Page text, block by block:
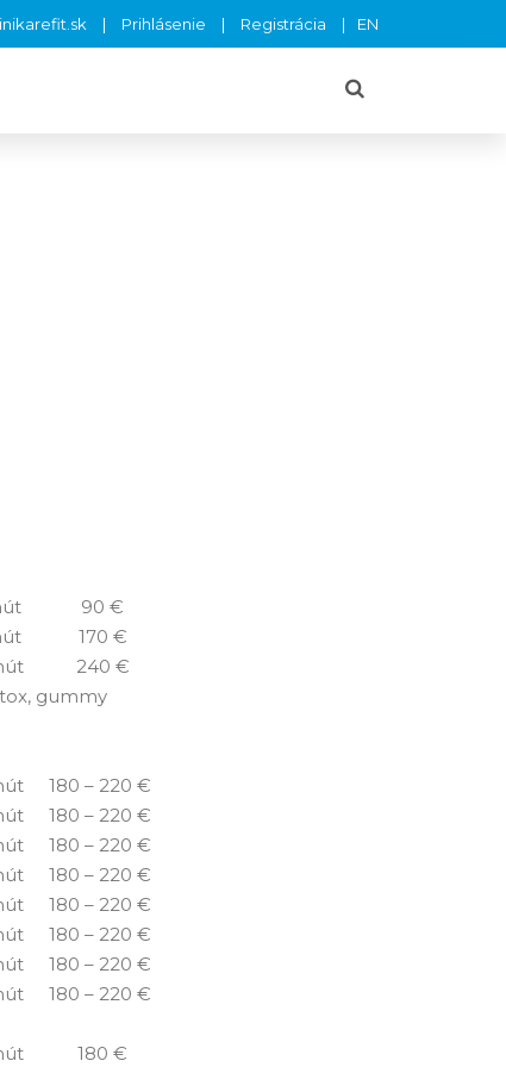
Prihlásenie Registrácia EN
90 €
170 €
240 €
gummy
180 – 220 €
180 – 220 €
180 – 220 €
180 – 220 €
180 – 220 €
180 – 220 €
180 – 220 €
180 – 220 €
180 €